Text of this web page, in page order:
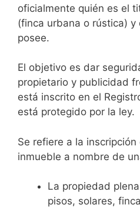
oficialmente quién es el
(finca urbana o rústica)
posee.
El objetivo es dar
propietario y publicidad
está inscrito en el
está protegido por la ley.
Se refiere a la
inmueble a nombre de
La propiedad
pisos, solares,